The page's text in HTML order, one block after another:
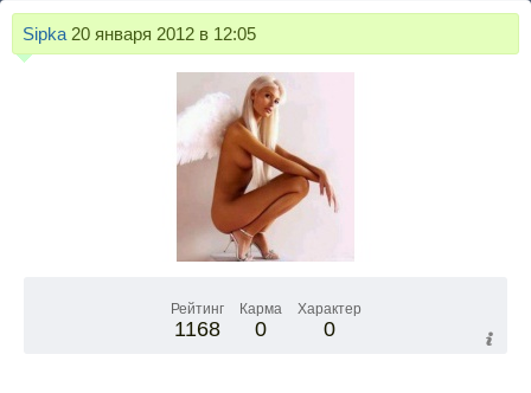
Sipka 20 января 2012 в 12:05
Рейтинг
1168
Карма
0
Характер
0